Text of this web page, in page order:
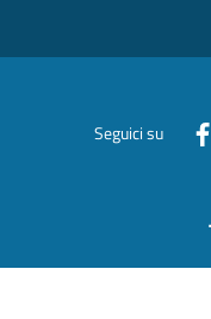
Seguici su